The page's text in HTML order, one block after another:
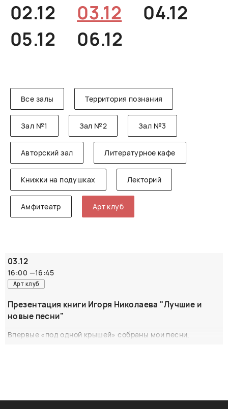
02.12 03.12
04.12
05.12
06.12
Все залы Территория познания
Зал №1 Зал №2 Зал №3
Авторский зал Литературное кафе
Книжки на подушках Лекторий
Амфитеатр Арт клуб
03.12
16:00 —16:45
Арт клуб
Презентация книги Игоря Николаева "Лучшие и
новые песни"
Впервые «под одной крышей» собраны мои песни,
есть и те, которые только ждут вашей любви и надеются